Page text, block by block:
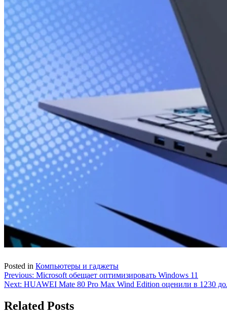
Posted in Компьютеры и гаджеты
Навигация
по
записям
Previous: Microsoft обещает оптимизировать Windows 11
Next: HUAWEI Mate 80 Pro Max Wind Edition оценили в 1230
Related Posts